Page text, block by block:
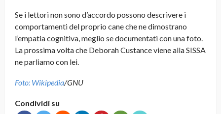
Se i lettori non sono d’accordo possono descrivere i
comportamenti del proprio cane che ne dimostrano
l’empatia cognitiva, meglio se documentati con una foto.
La prossima volta che Deborah Custance viene alla SISSA
ne parliamo con lei.
Foto: Wikipedia/GNU
Condividi su